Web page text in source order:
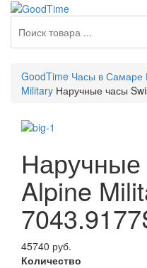
GoodTime Часы в Самаре
Military Наручные часы
Alpine
45740 руб.
Количество